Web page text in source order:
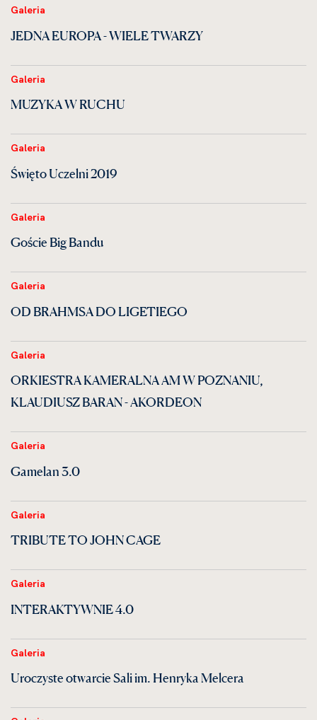
Galeria
JEDNA EUROPA - WIELE TWARZY
Galeria
MUZYKA W RUCHU
Galeria
Święto Uczelni 2019
Galeria
Goście Big Bandu
Galeria
OD BRAHMSA DO LIGETIEGO
Galeria
ORKIESTRA KAMERALNA AM W POZNANIU,
KLAUDIUSZ BARAN - AKORDEON
Galeria
Gamelan 3.0
Galeria
TRIBUTE TO JOHN CAGE
Galeria
INTERAKTYWNIE 4.0
Galeria
Uroczyste otwarcie Sali im. Henryka Melcera